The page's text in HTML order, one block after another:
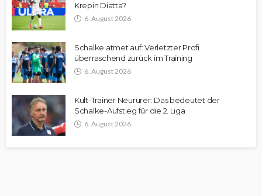
Krepin Diatta?
6. August 2026
Schalke atmet auf: Verletzter Profi
überraschend zurück im Training
6. August 2026
Kult-Trainer Neururer: Das bedeutet der
Schalke-Aufstieg für die 2. Liga
6. August 2026